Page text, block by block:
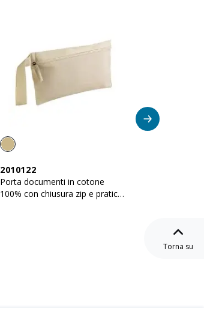
2010122
Porta documenti in cotone
100% con chiusura zip e pratica
Torna su